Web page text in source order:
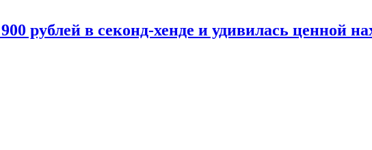
рублей в секонд-хенде и удивилась ценной